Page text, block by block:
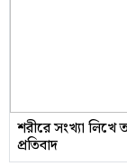
শরীরে সংখ্যা লিখে
প্রতিবাদ